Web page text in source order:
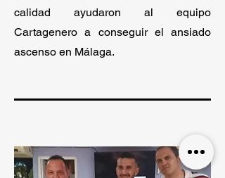
calidad ayudaron al equipo
Cartagenero a conseguir el ansiado
ascenso en Málaga.